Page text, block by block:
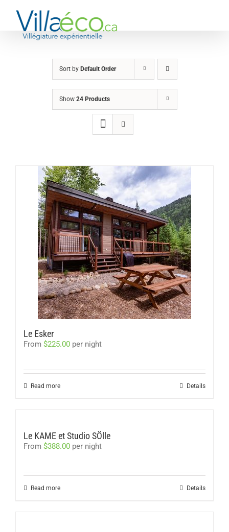
content
Sort by Default Order
Show 24 Products
Le Esker
From $225.00 per night
Read more Details
Le KAME et Studio SÖlle
From $388.00 per night
Read more Details